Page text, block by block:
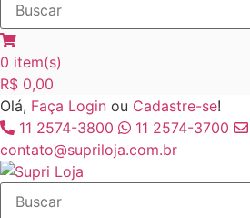
0 item(s)
R$ 0,00
Olá, Faça Login ou Cadastre-se!
11 2574-3800
11 2574-3700
contato@supriloja.com.br